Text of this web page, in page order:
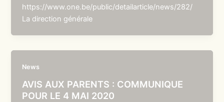
https://www.one.be/public/detailarticle/news/282/
La direction générale
News
AVIS AUX PARENTS : COMMUNIQUE
POUR LE 4 MAI 2020